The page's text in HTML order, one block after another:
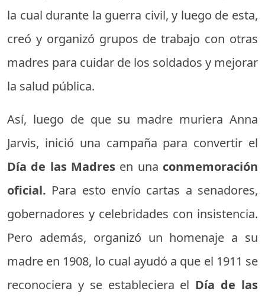
la cual durante la guerra civil, y luego de esta,
creó y organizó grupos de trabajo con otras
madres para cuidar de los soldados y mejorar
la salud pública.
Así, luego de que su madre muriera Anna
Jarvis, inició una campaña para convertir el
Día de las Madres en una conmemoración
oficial. Para esto envío cartas a senadores,
gobernadores y celebridades con insistencia.
Pero además, organizó un homenaje a su
madre en 1908, lo cual ayudó a que el 1911 se
reconociera y se estableciera el Día de las